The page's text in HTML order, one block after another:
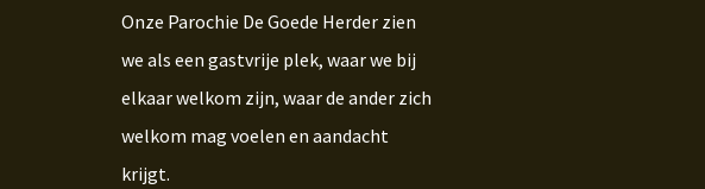
Onze Parochie De Goede Herder zien
we als een gastvrije plek, waar we bij
elkaar welkom zijn, waar de ander zich
welkom mag voelen en aandacht
krijgt.